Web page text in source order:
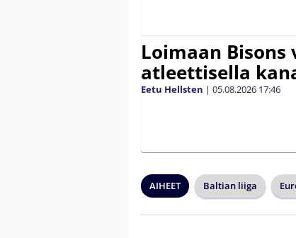
Loimaan Bisons
atleettisella
Eetu Hellsten | 05.08.2026 17:46
AIHEET Baltian liiga